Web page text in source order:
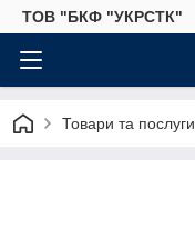
ТОВ "БКФ "УКРСТК"
Товари та послуги